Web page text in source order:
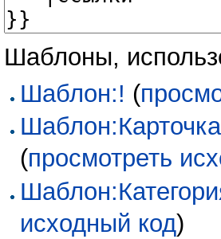
Шаблоны,
Шаблон:! (
(просмотреть
исходный код)